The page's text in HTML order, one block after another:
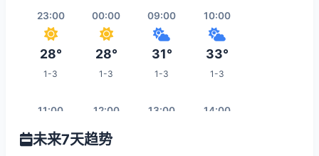
23:00
28°
1-3
00:00
28°
1-3
09:00
31°
1-3
10:00
33°
1-3
11:00
34°
12:00
34°
13:00 14:00
未来7天趋势